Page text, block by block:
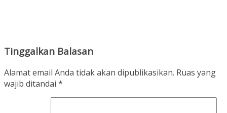
Tinggalkan Balasan
Alamat email Anda tidak akan dipublikasikan. Ruas yang
wajib ditandai *